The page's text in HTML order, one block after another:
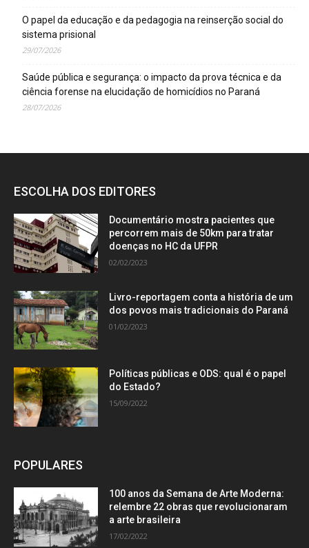
O papel da educação e da pedagogia na reinserção social do
sistema prisional
29/07/2026
Saúde pública e segurança: o impacto da prova técnica e da
ciência forense na elucidação de homicídios no Paraná
28/07/2026
ESCOLHA DOS EDITORES
Documentário mostra pacientes que
percorrem mais de 50km para tratar
doenças no HC da UFPR
02/02/2023
Livro-reportagem conta a história de um
dos povos mais tradicionais do Paraná
01/02/2023
Políticas públicas e ODS: qual é o papel
do Estado?
15/09/2022
POPULARES
100 anos da Semana de Arte Moderna:
relembre 22 obras que revolucionaram
a arte brasileira
17/02/2022